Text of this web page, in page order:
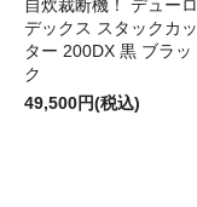
自炊裁断機！ デューロ
デックス スタックカッ
ター 200DX 黒 ブラッ
ク
49,500円(税込)